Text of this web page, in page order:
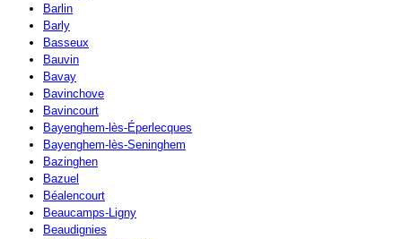
Barlin
Barly
Basseux
Bauvin
Bavay
Bavinchove
Bavincourt
Bayenghem-lès-Éperlecques
Bayenghem-lès-Seninghem
Bazinghen
Bazuel
Béalencourt
Beaucamps-Ligny
Beaudignies